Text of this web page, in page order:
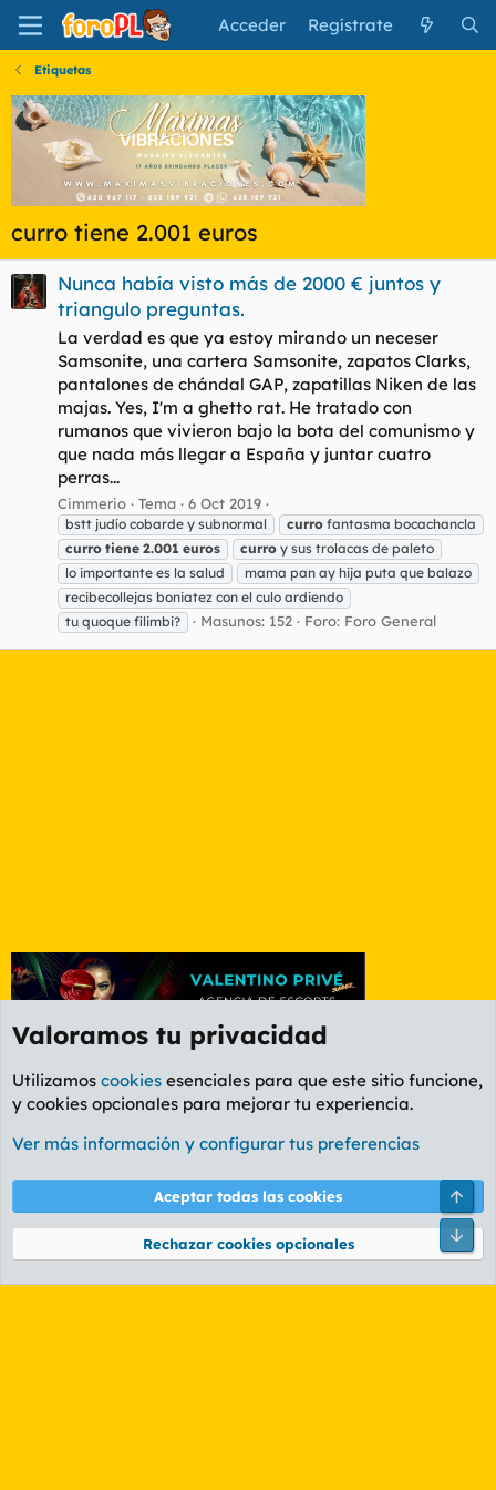
Acceder Regístrate
Etiquetas
curro tiene 2.001 euros
Nunca había visto más de 2000 € juntos y
triangulo preguntas.
La verdad es que ya estoy mirando un neceser
Samsonite, una cartera Samsonite, zapatos Clarks,
pantalones de chándal GAP, zapatillas Niken de las
majas. Yes, I'm a ghetto rat. He tratado con
rumanos que vivieron bajo la bota del comunismo y
que nada más llegar a España y juntar cuatro
perras...
Cimmerio Tema 6 Oct 2019
bstt judío cobarde y subnormal curro fantasma bocachancla
curro tiene 2.001 euros curro y sus trolacas de paleto
lo importante es la salud
mama pan ay hija puta que balazo
recibecollejas boniatez con el culo ardiendo
tu quoque filimbi?
Masunos: 152 Foro: Foro General
Etiquetas
Cookies
PL OLDSTYLE AMARILLO
Términos y reglas Política de privacidad Ayuda
Community platform by XenForo® © 2010-2026 XenForo Ltd.
Valoramos tu privacidad
Utilizamos cookies esenciales para que este sitio funcione,
y cookies opcionales para mejorar tu experiencia.
Ver más información y configurar tus preferencias
Aceptar todas las cookies
Rechazar cookies opcionales
Pie